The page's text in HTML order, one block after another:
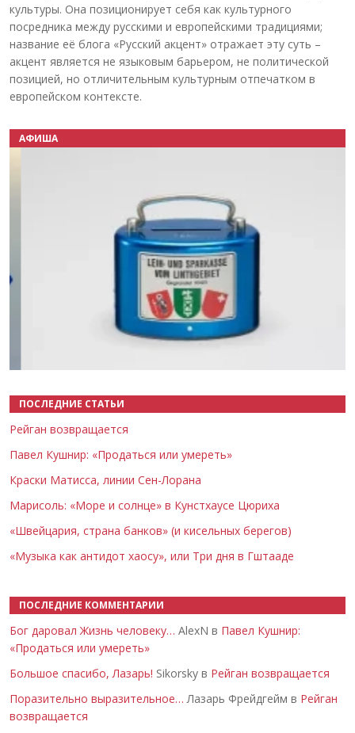
культуры. Она позиционирует себя как культурного
посредника между русскими и европейскими традициями;
название её блога «Русский акцент» отражает эту суть –
акцент является не языковым барьером, не политической
позицией, но отличительным культурным отпечатком в
европейском контексте.
АФИША
ПОСЛЕДНИЕ СТАТЬИ
Рейган возвращается
Павел Кушнир: «Продаться или умереть»
Краски Матисса, линии Сен-Лорана
Марисоль: «Море и солнце» в Кунстхаусе Цюриха
«Швейцария, страна банков» (и кисельных берегов)
«Музыка как антидот хаосу», или Три дня в Гштааде
ПОСЛЕДНИЕ КОММЕНТАРИИ
Бог даровал Жизнь человеку… AlexN в Павел Кушнир:
«Продаться или умереть»
Большое спасибо, Лазарь! Sikorsky в Рейган возвращается
Поразительно выразительное… Лазарь Фрейдгейм в Рейган
возвращается